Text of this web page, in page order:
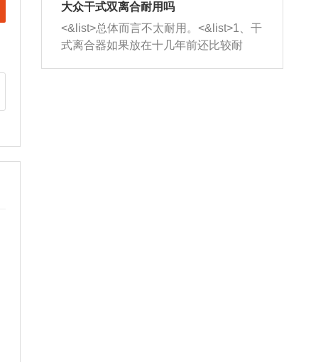
催化器得到清洗，排气管堵塞的情况就
能够得到解决。
造成烧机油。<&list>3、机油粘度。使用
机油粘度过小的话，同样会有烧机油现
象，机油粘度过小具有很好的流动性，
店；<&list>2.车辆半轴套管防尘罩破
裂，破裂后会出现漏油现象，使半轴磨
损严重，磨损的半轴容易损坏，产生异
响；<&list>3.稳定器的转向胶套和球头
大众干式双离合耐用吗
<&list>总体而言不太耐用。<&list>1、干
式离合器如果放在十几年前还比较耐